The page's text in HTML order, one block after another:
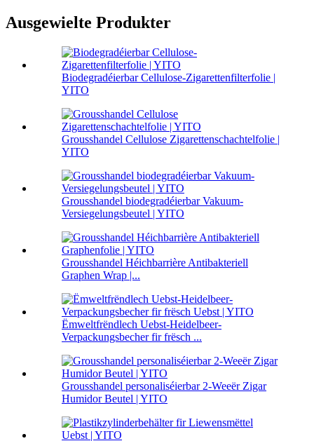
Ausgewielte Produkter
Biodegradéierbar Cellulose-Zigarettenfilterfolie |
YITO
Grousshandel Cellulose Zigarettenschachtelfolie |
YITO
Grousshandel biodegradéierbar Vakuum-
Versiegelungsbeutel | YITO
Grousshandel Héichbarrière Antibakteriell
Graphen Wrap |...
Ëmweltfrëndlech Uebst-Heidelbeer-
Verpackungsbecher fir frësch ...
Grousshandel personaliséierbar 2-Weeër Zigar
Humidor Beutel | YITO